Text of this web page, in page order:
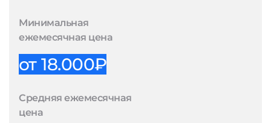
Минимальная
ежемесячная цена
от 18.000₽
Средняя ежемесячная
цена